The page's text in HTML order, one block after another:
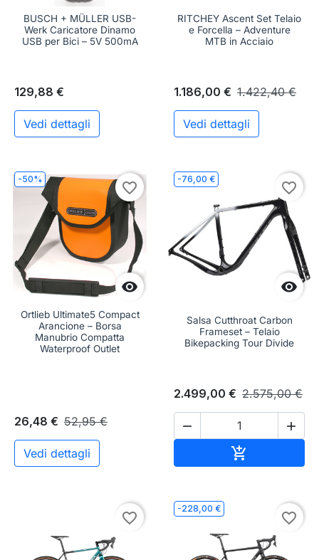
BUSCH + MÜLLER USB-
Werk Caricatore Dinamo
USB per Bici – 5V 500mA
129,88 €
Vedi dettagli
RITCHEY Ascent Set Telaio
e Forcella – Adventure
MTB in Acciaio
1.186,00 € 1.422,40 €
Vedi dettagli
-50%

favorite_border
Ortlieb Ultimate5 Compact
Arancione – Borsa
Manubrio Compatta
Waterproof Outlet
26,48 € 52,95 €
Vedi dettagli
-76,00 €

favorite_border
Salsa Cutthroat Carbon
Frameset – Telaio
Bikepacking Tour Divide
2.499,00 € 2.575,00 €
 

favorite_border
-228,00 €
favorite_border